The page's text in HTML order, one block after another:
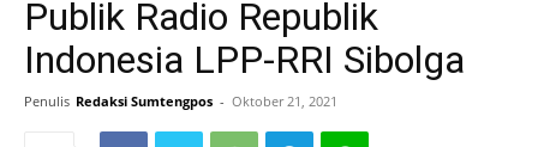
Publik Radio Republik
Indonesia LPP-RRI Sibolga
Penulis Redaksi Sumtengpos - Oktober 21, 2021